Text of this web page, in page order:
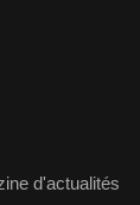
d'actualités